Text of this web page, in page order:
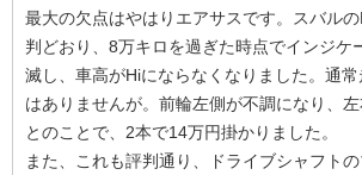
最大の欠点はやはりエアサスです。スバル
判どおり、8万キロを過ぎた時点でインジケ
滅し、車高がHiにならなくなりました。通
はありませんが。前輪左側が不調になり、
とのことで、2本で14万円掛かりました。
また、これも評判通り、ドライブシャフト